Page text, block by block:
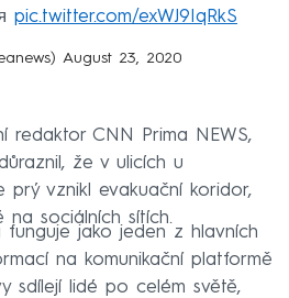
pic.twitter.com/exWJ9IqRkS
August 23, 2020
redaktor CNN Prima NEWS,
že v ulicích u
prý vznikl evakuační koridor,
na sociálních sítích.
funguje jako jeden z hlavních
na komunikační platformě
sdílejí lidé po celém světě,